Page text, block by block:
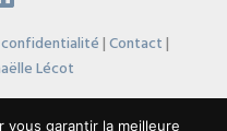
|Contact|
Lécot
vous garantir la meilleure